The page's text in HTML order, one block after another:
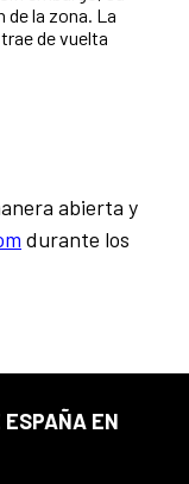
la zona. La
de vuelta
abierta y
durante los
ESPAÑA EN